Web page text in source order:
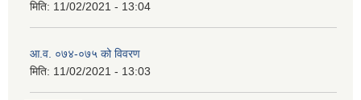
मिति: 11/02/2021 - 13:04
आ.व. ०७४-०७५ को विवरण
मिति: 11/02/2021 - 13:03